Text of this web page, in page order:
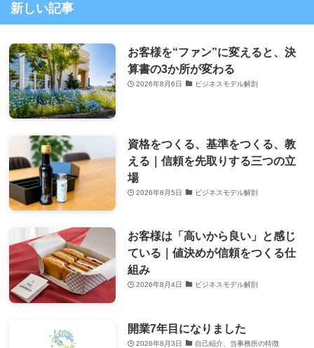
新しい記事
お客様を“ファン”に変えると、決
算書の3か所が変わる
2026年8月6日 ビジネスモデル解剖
資格をつくる、基準をつくる、教
える｜信頼を先取りする三つの立
場
2026年8月5日 ビジネスモデル解剖
お客様は「高いから良い」と感じ
ている｜値決めが信頼をつくる仕
組み
2026年8月4日 ビジネスモデル解剖
開業7年目になりました
2026年8月3日 自己紹介、当事務所の特徴